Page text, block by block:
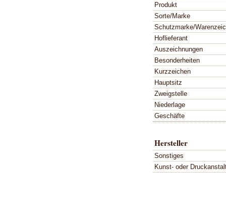
Produkt
Sorte/Marke
Schutzmarke/
Hoflieferant
Auszeichnungen
Besonderheiten
Kurzzeichen
Hauptsitz
Zweigstelle
Niederlage
Geschäfte
Hersteller
Sonstiges
Kunst- oder